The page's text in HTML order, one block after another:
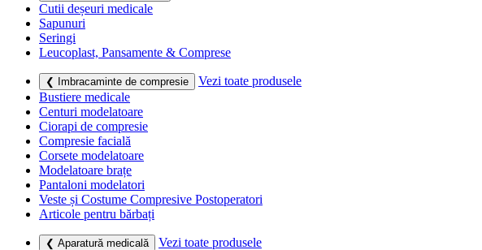
Cutii deșeuri medicale
Sapunuri
Seringi
Leucoplast, Pansamente & Comprese
❮ Imbracaminte de compresie
Vezi toate produsele
Bustiere medicale
Centuri modelatoare
Ciorapi de compresie
Compresie facială
Corsete modelatoare
Modelatoare brațe
Pantaloni modelatori
Veste și Costume Compresive Postoperatori
Articole pentru bărbați
❮ Aparatură medicală
Vezi toate produsele